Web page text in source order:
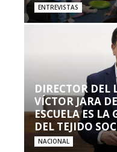
ENTREVISTAS
DIRECTOR DEL
VÍCTOR JARA
ESCUELA ES LA
DEL TEJIDO
NACIONAL